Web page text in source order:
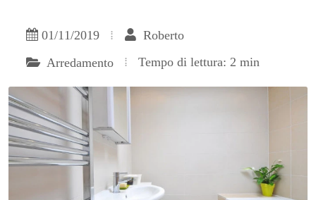
01/11/2019
Roberto
Arredamento
Tempo di lettura: 2 min